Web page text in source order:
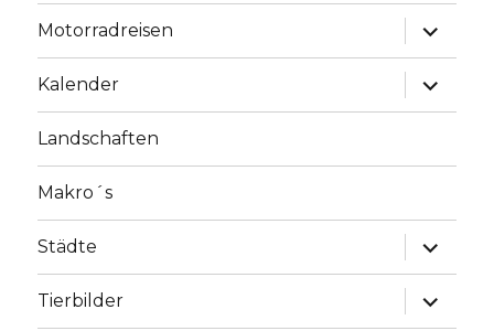
Motorradreisen
Kalender
Landschaften
Makro´s
Städte
Tierbilder